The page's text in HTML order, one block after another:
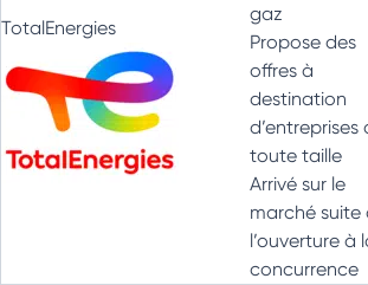
TotalEnergies
gaz
Propose des
offres à
destination
d’entreprises
toute taille
Arrivé sur le
marché suite
l’ouverture à
concurrence